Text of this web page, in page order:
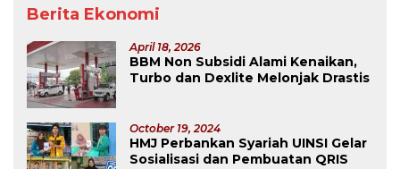
Berita Ekonomi
April 18, 2026
BBM Non Subsidi Alami Kenaikan,
Turbo dan Dexlite Melonjak Drastis
October 19, 2024
HMJ Perbankan Syariah UINSI Gelar
Sosialisasi dan Pembuatan QRIS